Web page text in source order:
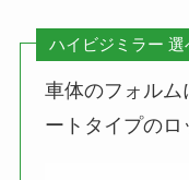
ハイビジミラー 選
車体のフォルム
ートタイプのロ